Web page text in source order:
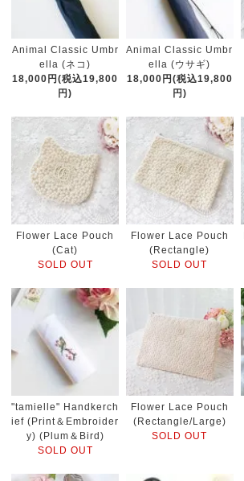
Animal Classic Umbr
ella (ネコ)
18,000円(税込19,800
円)
Animal Classic Umbr
ella (ウサギ)
18,000円(税込19,800
円)
Flower Lace Pouch
(Cat)
SOLD OUT
Flower Lace Pouch
(Rectangle)
SOLD OUT
"tamielle" Handkerch
ief (Print＆Embroider
y) (Plum＆Bird)
SOLD OUT
Flower Lace Pouch
(Rectangle/Large)
SOLD OUT